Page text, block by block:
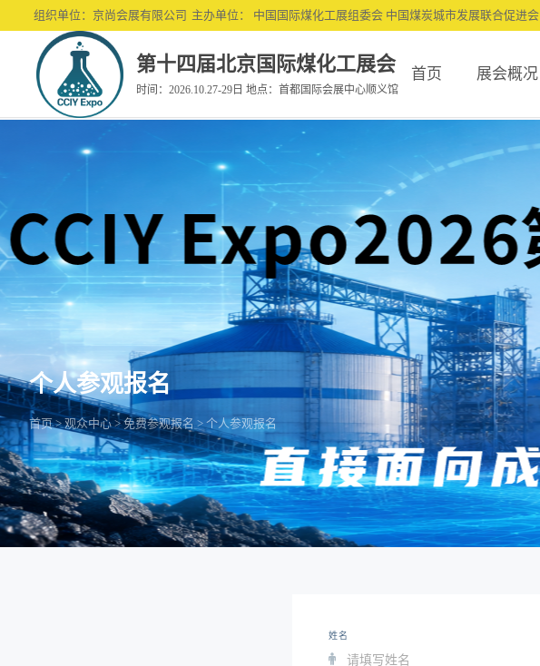
组织单位：京尚会展有限公司 主办单位： 中国国际煤化工展组委会 中国煤炭城市发展联合促进会
第十四届北京国际煤化工展会
时间：2026.10.27-29日 地点：首都国际会展中心顺义馆
首页 展会概况
展会概况
组织机构
日程安排
历届参展品牌
网上展厅
为何参展
个人参观报名
团体参观报名
邀约买家
个人参观报名
首页>观众中心>免费参观报名 > 个人参观报名
姓名